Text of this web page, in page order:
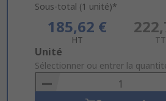
Sous-total (1 unité)*
185,62 €
HT
Add
to
Basket
Unité
Sélectionner ou entrer la